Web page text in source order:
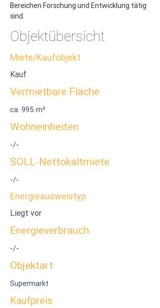
Bereichen Forschung und Entwicklung tätig
sind.
Objektübersicht
Miete/Kaufobjekt
Kauf
Vermietbare Fläche
ca. 995 m²
Wohneinheiten
-/-
SOLL-Nettokaltmiete
-/-
Energieausweistyp
Liegt vor
Energieverbrauch
-/-
Objektart
Supermarkt
Kaufpreis